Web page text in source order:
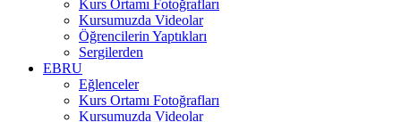
Kurs Ortamı Fotoğrafları
Kursumuzda Videolar
Öğrencilerin Yaptıkları
Sergilerden
EBRU
Eğlenceler
Kurs Ortamı Fotoğrafları
Kursumuzda Videolar